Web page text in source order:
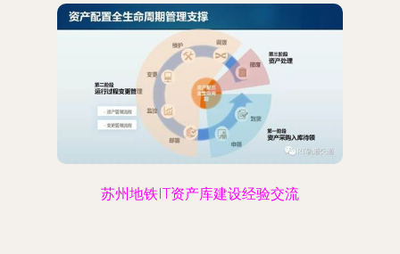
苏州地铁IT资产库建设经验交流